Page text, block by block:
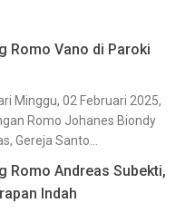
Romo Vano di Paroki
Minggu, 02 Februari 2025,
Romo Johanes Biondy
Gereja Santo...
Romo Andreas Subekti,
Indah